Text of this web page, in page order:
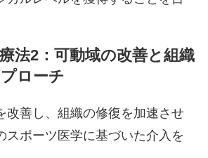
法2：可動域の改善と組織
ローチ
改善し、組織の修復を加速させ
スポーツ医学に基づいた介入を